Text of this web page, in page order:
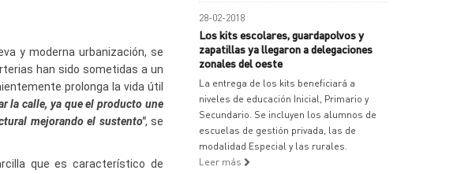
y moderna urbanización, se
han sido sometidas a un
prolonga la vida útil
la calle, ya que el producto une
mejorando el sustento", se
que es característico de
28-02-2018
Los kits escolares, guardapolvos y
zapatillas ya llegaron a delegaciones
zonales del oeste
La entrega de los kits beneficiará a
niveles de educación Inicial, Primario y
Secundario. Se incluyen los alumnos de
escuelas de gestión privada, las de
modalidad Especial y las rurales.
Leer más